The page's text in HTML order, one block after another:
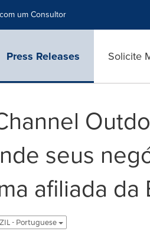
um Consultor
Press Releases Solicite
seus
afiliada da
- Portuguese